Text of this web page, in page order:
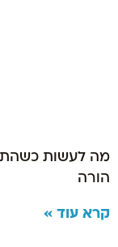
מה לעשות
הורה
קרא עוד »